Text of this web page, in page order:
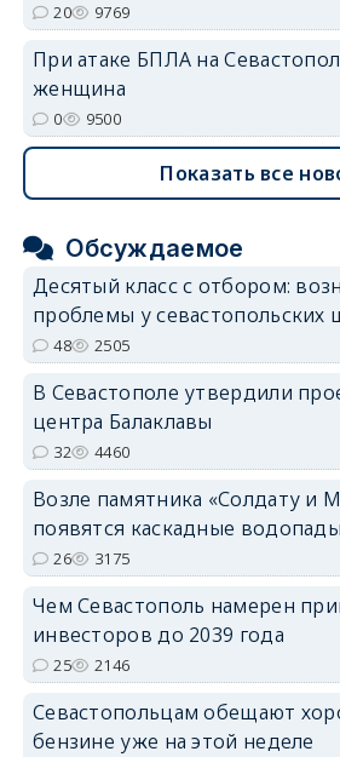
20 9769
При атаке БПЛА на
женщина
0 9500
Показать все
Обсуждаемое
Десятый класс с отбором:
проблемы у севастопольских
48 2505
В Севастополе утвердили
центра Балаклавы
32 4460
Возле памятника «Солдату и
появятся каскадные водопады
26 3175
Чем Севастополь намерен
инвесторов до 2039 года
25 2146
Севастопольцам обещают
бензине уже на этой неделе